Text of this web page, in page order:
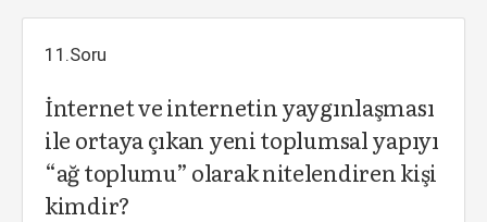
11.Soru
İnternet ve internetin yaygınlaşması
ile ortaya çıkan yeni toplumsal yapıyı
“ağ toplumu” olarak nitelendiren kişi
kimdir?